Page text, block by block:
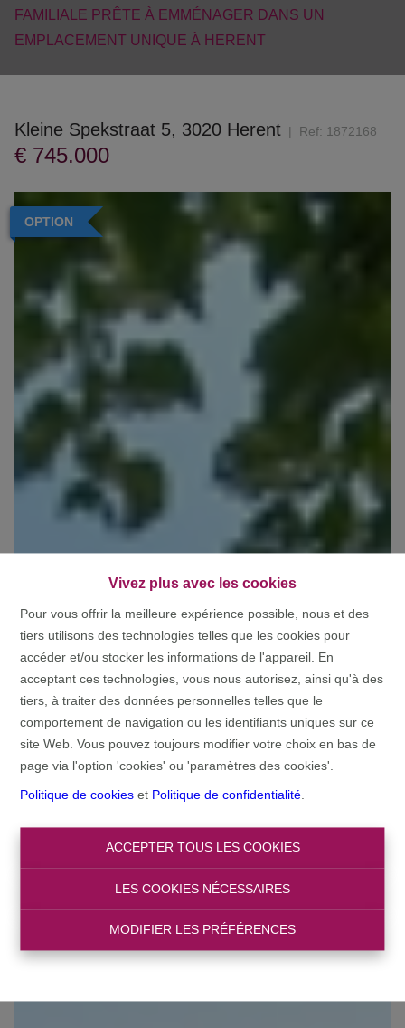
Vivez plus avec les cookies
Pour vous offrir la meilleure expérience possible, nous et des
tiers utilisons des technologies telles que les cookies pour
accéder et/ou stocker les informations de l'appareil. En
acceptant ces technologies, vous nous autorisez, ainsi qu'à des
tiers, à traiter des données personnelles telles que le
comportement de navigation ou les identifiants uniques sur ce
site Web. Vous pouvez toujours modifier votre choix en bas de
page via l'option 'cookies' ou 'paramètres des cookies'.
Politique de cookies et Politique de confidentialité.
ACCEPTER TOUS LES COOKIES
LES COOKIES NÉCESSAIRES
MODIFIER LES PRÉFÉRENCES
FAMILIALE PRÊTE À EMMÉNAGER DANS UN
EMPLACEMENT UNIQUE À HERENT
Kleine Spekstraat 5, 3020 Herent Ref: 1872168
€ 745.000
OPTION